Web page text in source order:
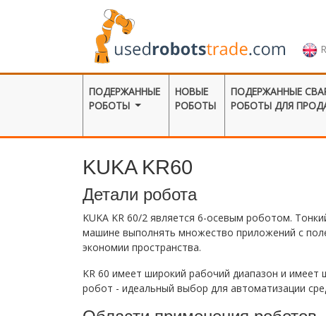
ПОДЕРЖАННЫЕ
РОБОТЫ
НОВЫЕ
РОБОТЫ
ПОДЕРЖАННЫЕ
РОБОТЫ ДЛЯ
KUKA KR60
Детали робота
KUKA KR 60/2 является 6-осевым роботом.
машине выполнять множество приложений с
экономии пространства.
KR 60 имеет широкий рабочий диапазон и
робот - идеальный выбор для автоматизации